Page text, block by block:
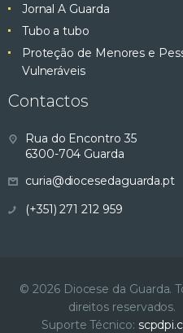
Jornal A Guarda
Tubo a tubo
Proteção de Menores e
Vulneráveis
Contactos
Rua do Encontro 35
6300-704 Guarda
curia@diocesedaguarda.pt
(+351) 271 212 959
© 2026 Diocese da Guarda.
direitos reservados.
Suporte Técnico: